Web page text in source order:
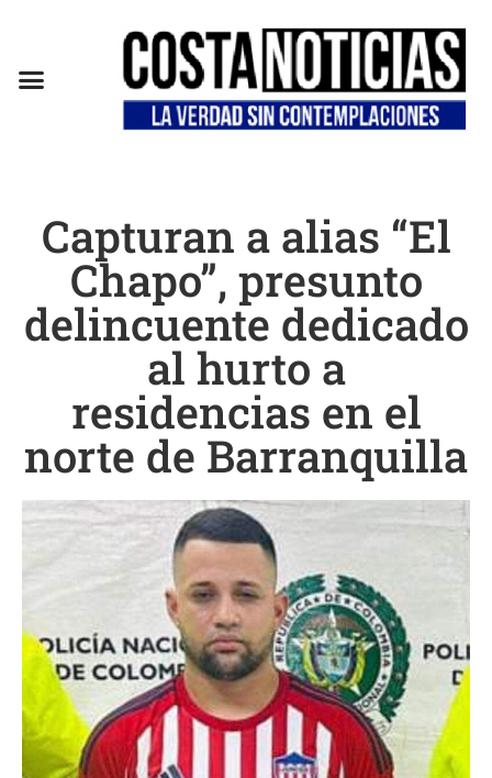
Capturan a alias “El
Chapo”, presunto
delincuente dedicado
al hurto a
residencias en el
norte de Barranquilla